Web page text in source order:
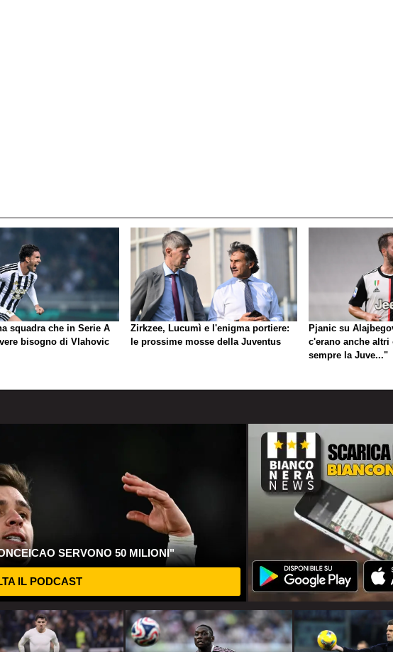
squadra che in Serie A
bisogno di Vlahovic
Zirkzee, Lucumì e l'enigma portiere:
le prossime mosse della Juventus
Pjanic su
c'erano anche altri
sempre la Juve..."
SERVONO 50 MILIONI"
IL PODCAST